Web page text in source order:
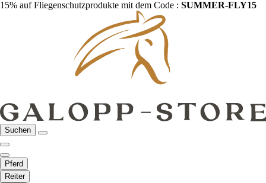
15% auf Fliegenschutzprodukte mit dem Code : SUMMER-FLY15
Suchen
Pferd
Reiter